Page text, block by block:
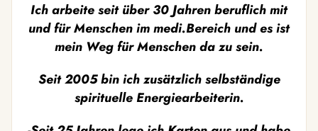
Ich arbeite seit über 30 Jahren beruflich mit
und für Menschen im medi.Bereich und es ist
mein Weg für Menschen da zu sein.
Seit 2005 bin ich zusätzlich selbständige
spirituelle Energiearbeiterin.